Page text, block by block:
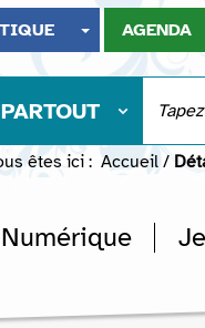
AGENDA
PARTOUT
êtes ici : Accueil /
Numérique